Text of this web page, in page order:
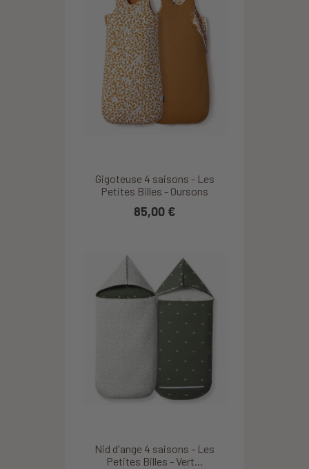
Gigoteuse 4 saisons - Les
Petites Billes - Oursons
85,00 €
Nid d'ange 4 saisons - Les
Petites Billes - Vert...